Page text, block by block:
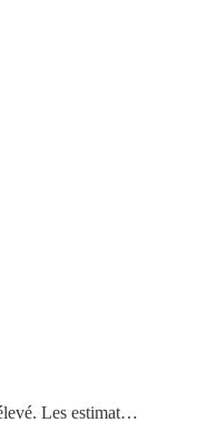
Les estimat…